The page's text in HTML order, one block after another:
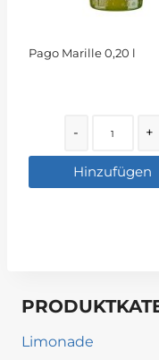
Pago Marille 0,20 l
- +
Hinzufügen
Limonade